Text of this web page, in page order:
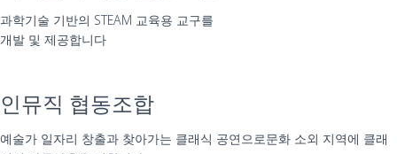
과학기술 기반의 STEAM 교육용 교구를
개발 및 제공합니다
인뮤직 협동조합
예술가 일자리 창출과 찾아가는 클래식 공연으로문화 소외 지역에 클래